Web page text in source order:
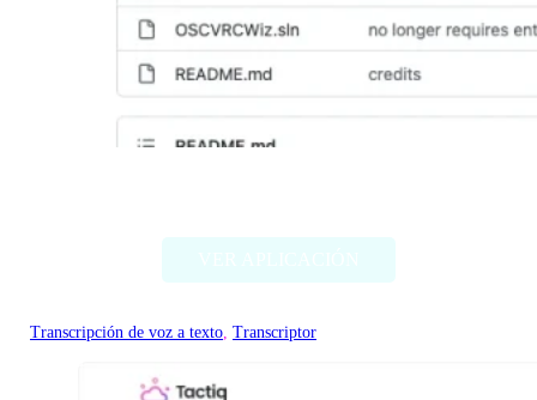
Transcripción de voz a texto, Transcriptor